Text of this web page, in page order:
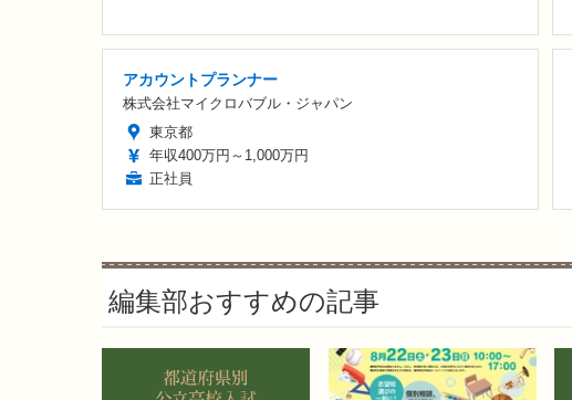
アカウントプランナー
株式会社マイクロバブル・ジャパン
東京都
年収400万円～1,000万円
正社員
編集部おすすめの記事